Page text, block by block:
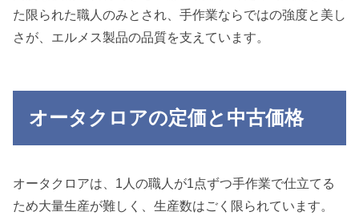
た限られた職人のみとされ、手作業ならではの強度と美し
さが、エルメス製品の品質を支えています。
オータクロアの定価と中古価格
オータクロアは、1人の職人が1点ずつ手作業で仕立てる
ため大量生産が難しく、生産数はごく限られています。